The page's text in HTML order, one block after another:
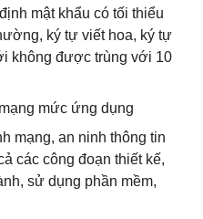
mật khẩu có tối thiểu
ký tự viết hoa, ký tự
không được trùng với 10
mức ứng dụng
mạng, an ninh thông tin
các công đoạn thiết kế,
sử dụng phần mềm,